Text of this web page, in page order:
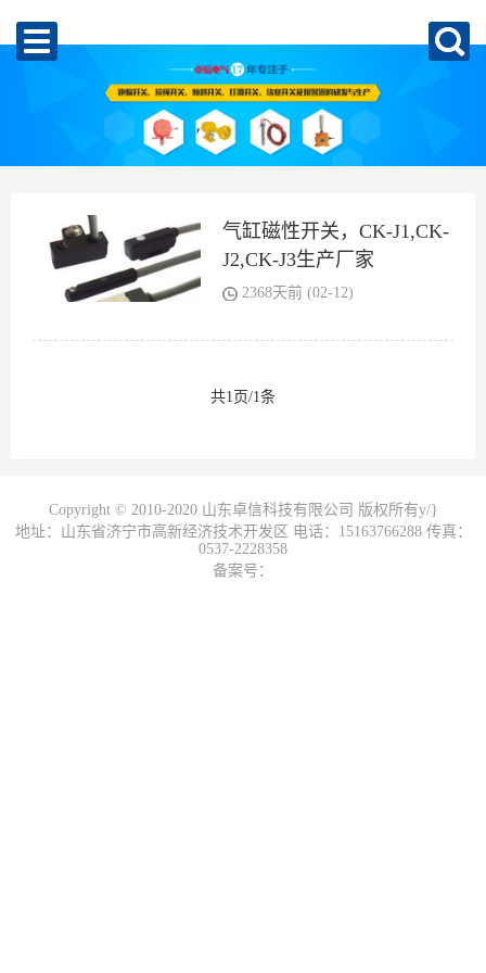
气缸磁性开关，CK-J1,CK-
J2,CK-J3生产厂家
2368天前 (02-12)
共1页/1条
Copyright © 2010-2020 山东卓信科技有限公司 版权所有y/}
地址：山东省济宁市高新经济技术开发区 电话：15163766288 传真：
0537-2228358
备案号：